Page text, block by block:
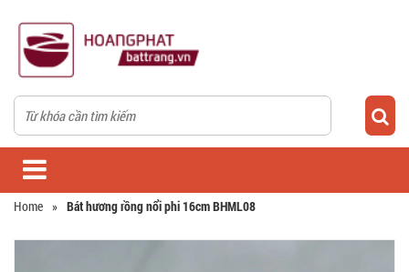
Home » Bát hương rồng nổi phi 16cm BHML08